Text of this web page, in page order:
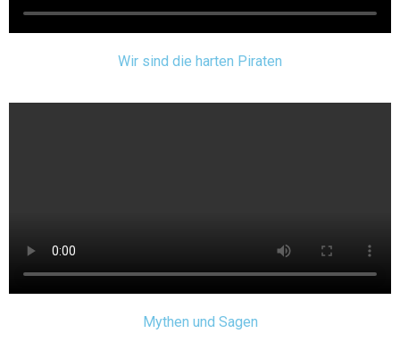
Wir sind die harten Piraten
Mythen und Sagen